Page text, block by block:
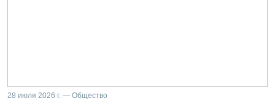
28 июля 2026 г. — Общество